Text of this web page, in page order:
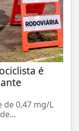
é
0,47 mg/L